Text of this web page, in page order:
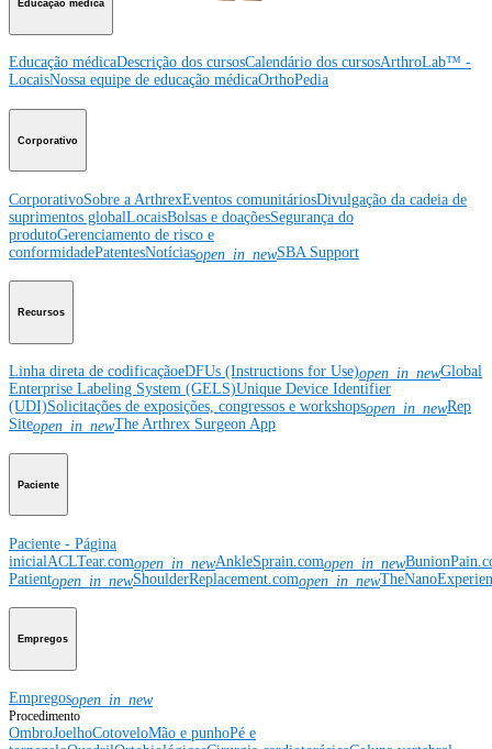
Educação médica
Educação médicaDescrição dos cursosCalendário dos cursosArthroLab™ -
LocaisNossa equipe de educação médicaOrthoPedia
Corporativo
CorporativoSobre a ArthrexEventos comunitáriosDivulgação da cadeia de
suprimentos globalLocaisBolsas e doaçõesSegurança do
produtoGerenciamento de risco e
conformidadePatentesNotíciasopen_in_newSBA Support
Recursos
Linha direta de codificaçãoeDFUs (Instructions for Use)open_in_newGlobal
Enterprise Labeling System (GELS)Unique Device Identifier
(UDI)Solicitações de exposições, congressos e workshopsopen_in_newRep
Siteopen_in_newThe Arthrex Surgeon App
Paciente
Paciente - Página
inicial ACLTear.comopen_in_newAnkleSprain.comopen_in_new
Patientopen_in_newShoulderReplacement.comopen_in_new
Empregos
Empregosopen_in_new
Procedimento
OmbroJoelhoCotoveloMão e punhoPé e